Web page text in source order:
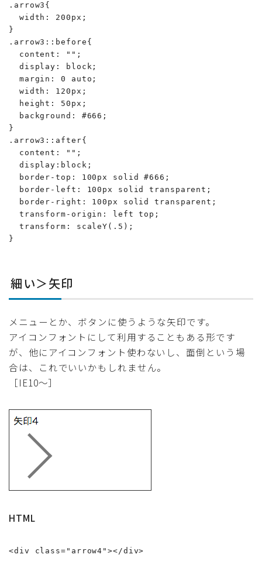
.arrow3{
  width: 200px;
}
.arrow3::before{
  content: "";
  display: block;
  margin: 0 auto;
  width: 120px;
  height: 50px;
  background: #666;
}
.arrow3::after{
  content: "";
  display:block;
  border-top: 100px solid #666;
  border-left: 100px solid transparent;
  border-right: 100px solid transparent;
  transform-origin: left top;
  transform: scaleY(.5);
}
細い＞矢印
メニューとか、ボタンに使うような矢印です。
アイコンフォントにして利用することもある形です
が、他にアイコンフォント使わないし、面倒という場
合は、これでいいかもしれません。
［IE10〜］
HTML
<div class="arrow4"></div>